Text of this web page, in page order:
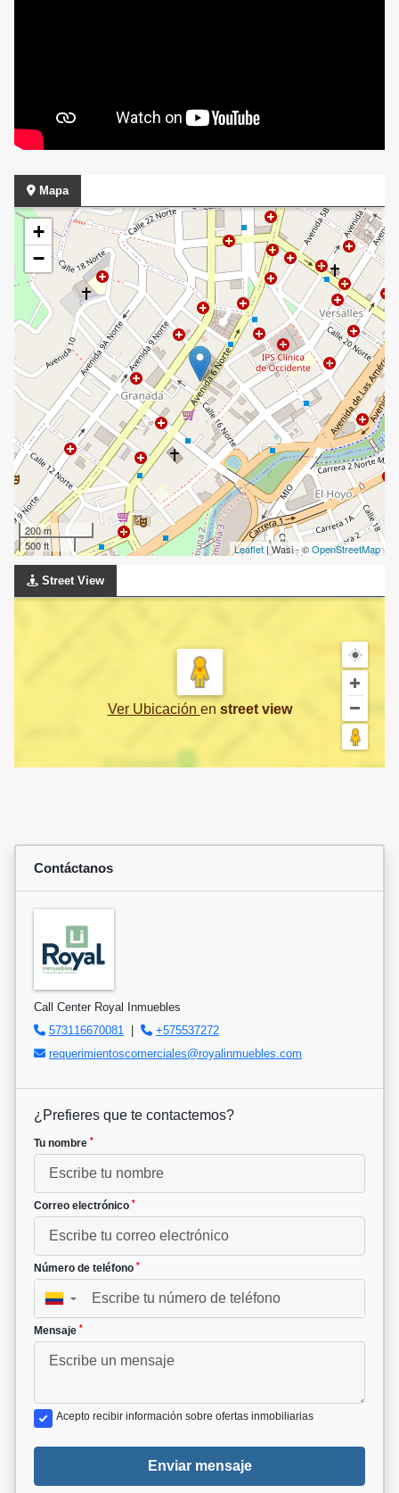
Mapa
+
−
200 m
500 ft
Leaflet | Wasi - ©OpenStreetMap
Street View
Ver Ubicación en street view
Contáctanos
Call Center Royal Inmuebles
573116670081
+575537272
requerimientoscomerciales@royalinmuebles.com
¿Prefieres que te contactemos?
Tu nombre *
Correo electrónico *
Número de teléfono *
▼
Mensaje *
Acepto recibir información sobre ofertas inmobiliarias
Enviar mensaje